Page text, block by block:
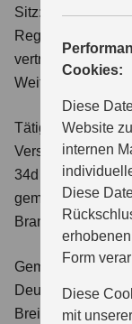
Cookies:
Diese
Website
internen
Diese
Form
Diese
mit
Sitz: Stemwede
Registergericht:
vertreten durch
Weitkamp
Tätigkeit:
34d Abs. 3 der
gemeldet bei der
Brandström-Str.
Gemeinsame
Deutscher
Breite Strasse 29